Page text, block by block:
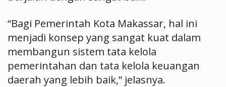
“Bagi Pemerintah Kota Makassar, hal ini
menjadi konsep yang sangat kuat dalam
membangun sistem tata kelola
pemerintahan dan tata kelola keuangan
daerah yang lebih baik,” jelasnya.